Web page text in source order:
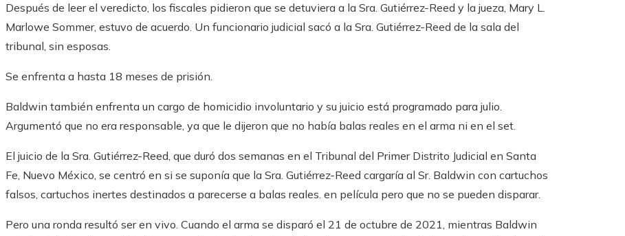
Después de leer el veredicto, los fiscales pidieron que se detuviera a la Sra. Gutiérrez-Reed y la jueza, Mary L.
Marlowe Sommer, estuvo de acuerdo. Un funcionario judicial sacó a la Sra. Gutiérrez-Reed de la sala del
tribunal, sin esposas.
Se enfrenta a hasta 18 meses de prisión.
Baldwin también enfrenta un cargo de homicidio involuntario y su juicio está programado para julio.
Argumentó que no era responsable, ya que le dijeron que no había balas reales en el arma ni en el set.
El juicio de la Sra. Gutiérrez-Reed, que duró dos semanas en el Tribunal del Primer Distrito Judicial en Santa
Fe, Nuevo México, se centró en si se suponía que la Sra. Gutiérrez-Reed cargaría al Sr. Baldwin con cartuchos
falsos, cartuchos inertes destinados a parecerse a balas reales. en película pero que no se pueden disparar.
Pero una ronda resultó ser en vivo. Cuando el arma se disparó el 21 de octubre de 2021, mientras Baldwin